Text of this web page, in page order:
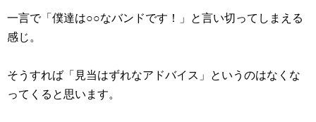
一言で「僕達は○○なバンドです！」と言い切ってしまえる
感じ。
そうすれば「見当はずれなアドバイス」というのはなくな
ってくると思います。